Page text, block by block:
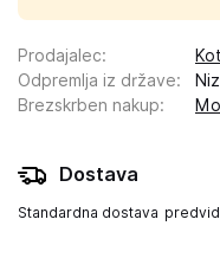
Prodajalec:
Odpremlja iz države:
Brezskrben nakup:
Dostava
Standardna dostava